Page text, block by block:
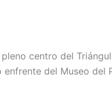
centro del
del Museo del